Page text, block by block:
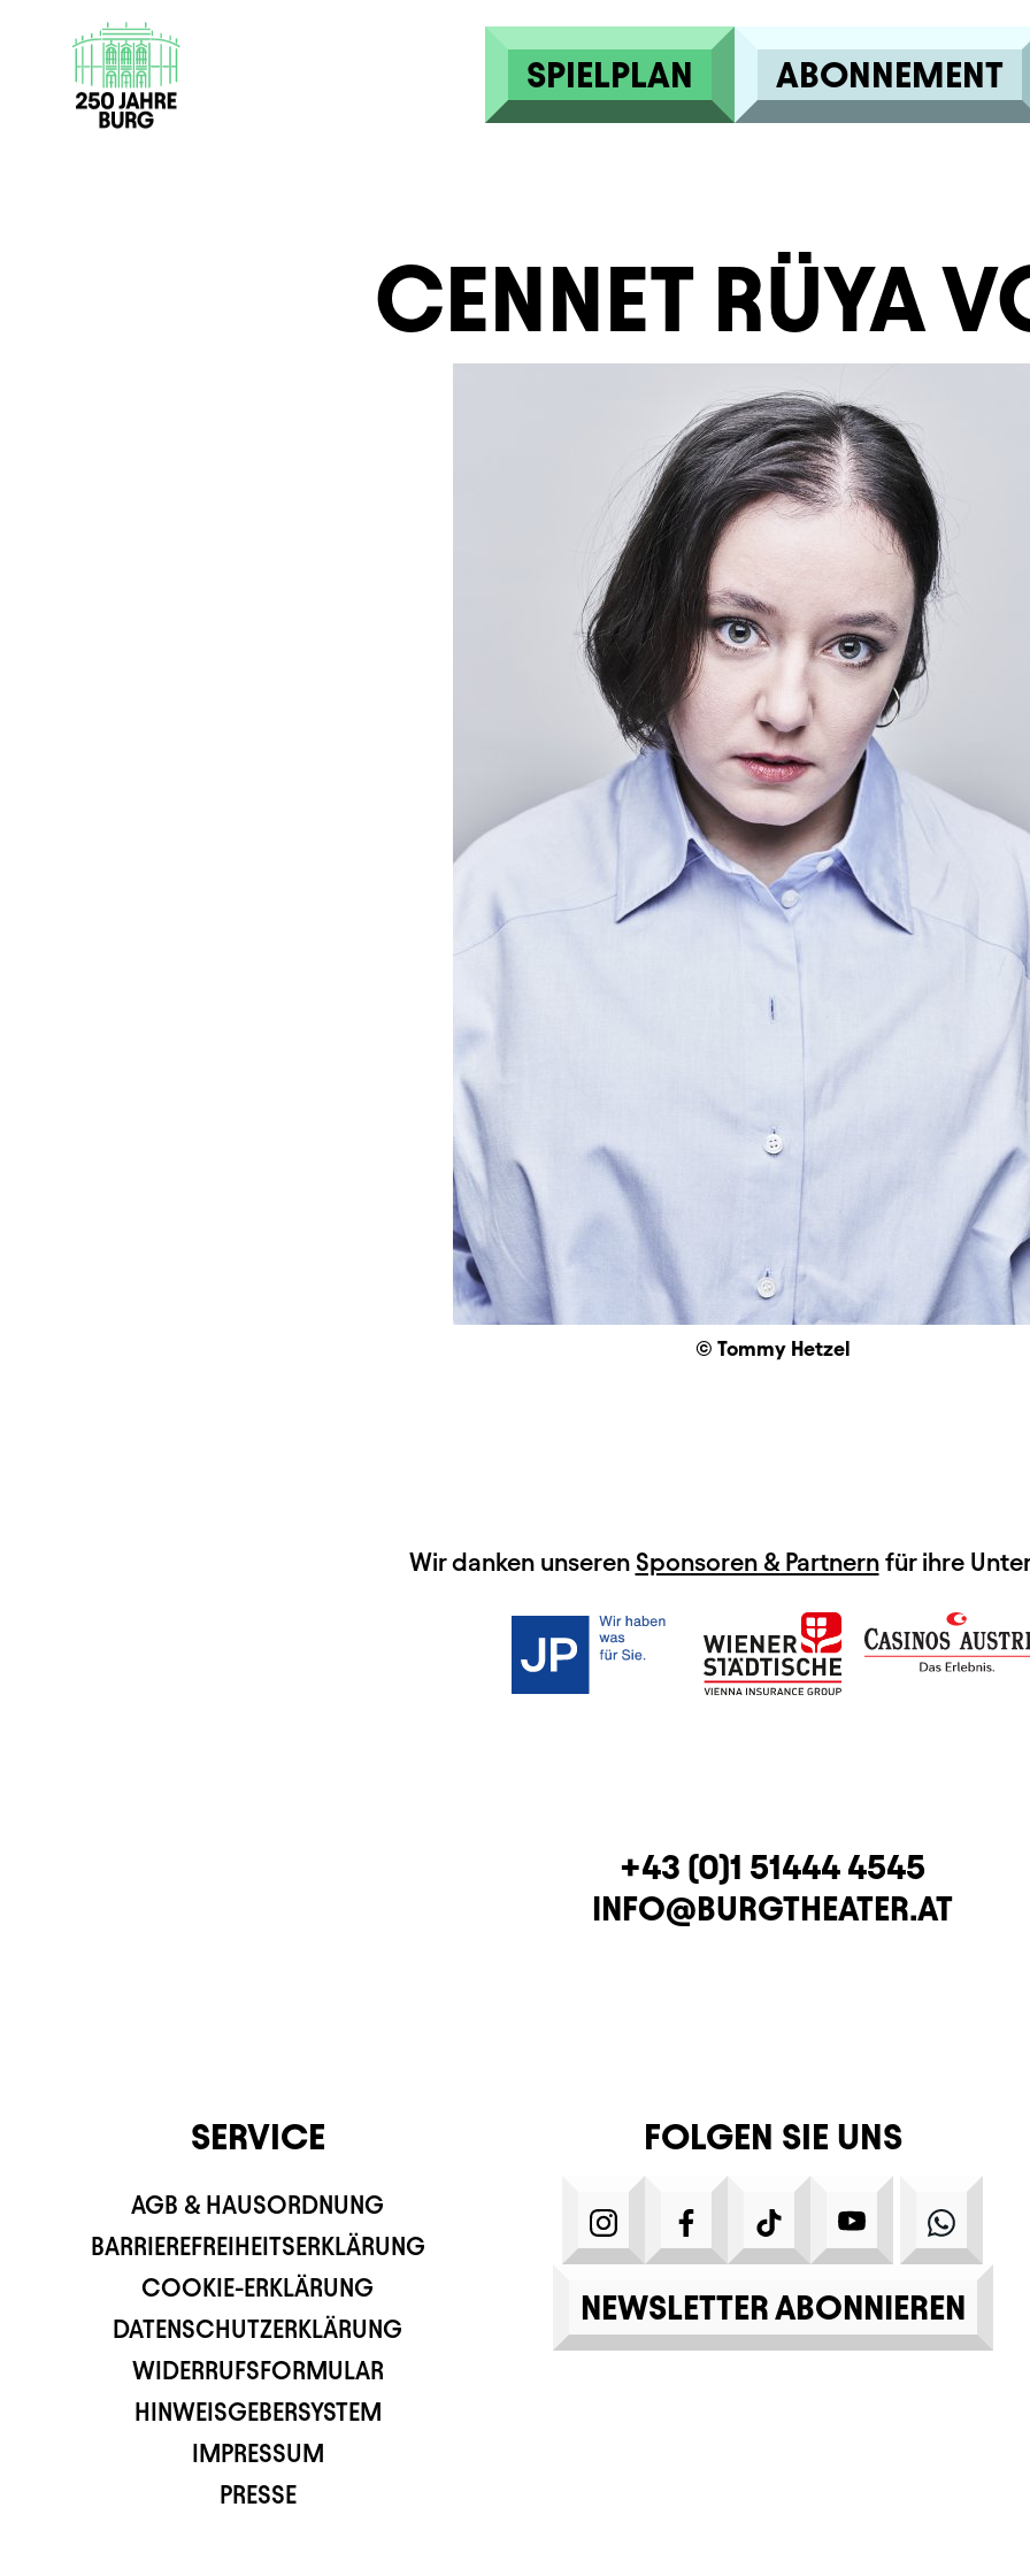
Direkt zum Inhalt
SPIELPLAN ABONNEMENT
CENNET RÜYA
© Tommy Hetzel
Wir danken unseren Sponsoren & Partnernfür ihre
TELEFON
+43 (0)1 51444 4545
E-MAIL
INFO@BURGTHEATER.AT
FOLGEN SIE UNS
INSTAGRAMFACEBOOK
TIKTOK YOUTUBE
NEWSLETTER ABONNIEREN
SERVICE
AGB & HAUSORDNUNG
BARRIEREFREIHEITSERKLÄRUNG
COOKIE-ERKLÄRUNG
DATENSCHUTZERKLÄRUNG
WIDERRUFSFORMULAR
HINWEISGEBERSYSTEM
IMPRESSUM
PRESSE